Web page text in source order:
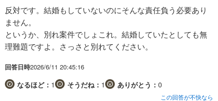
反対です。結婚もしていないのにそんな責任負う必要あり
ません。
というか、別れ案件でしょこれ。結婚していたとしても無
理難題ですよ。さっさと別れてください。
回答日時2026/6/11 20:45:16
なるほど： 1 そうだね： 1 ありがとう： 0
この回答が不快なら